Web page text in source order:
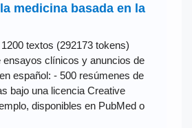
medicina basada en la
textos (292173 tokens)
ensayos clínicos y anuncios de
español: - 500 resúmenes de
bajo una licencia Creative
disponibles en PubMed o